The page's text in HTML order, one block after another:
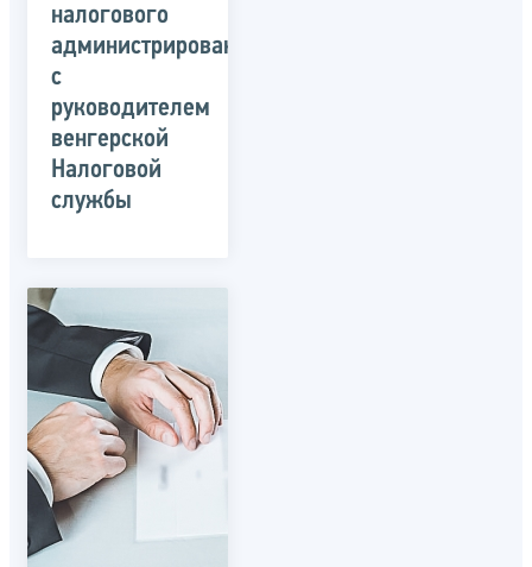
налогового
администрирования
с
руководителем
венгерской
Налоговой
службы